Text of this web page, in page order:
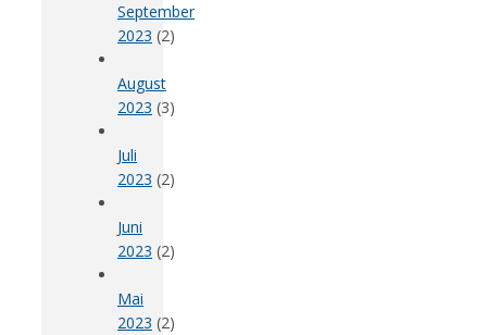
September
2023 (2)
August
2023 (3)
Juli
2023 (2)
Juni
2023 (2)
Mai
2023 (2)